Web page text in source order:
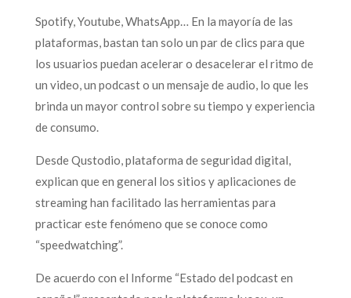
Spotify, Youtube, WhatsApp… En la mayoría de las
plataformas, bastan tan solo un par de clics para que
los usuarios puedan acelerar o desacelerar el ritmo de
un video, un podcast o un mensaje de audio, lo que les
brinda un mayor control sobre su tiempo y experiencia
de consumo.
Desde Qustodio, plataforma de seguridad digital,
explican que en general los sitios y aplicaciones de
streaming han facilitado las herramientas para
practicar este fenómeno que se conoce como
“speedwatching”.
De acuerdo con el Informe “Estado del podcast en